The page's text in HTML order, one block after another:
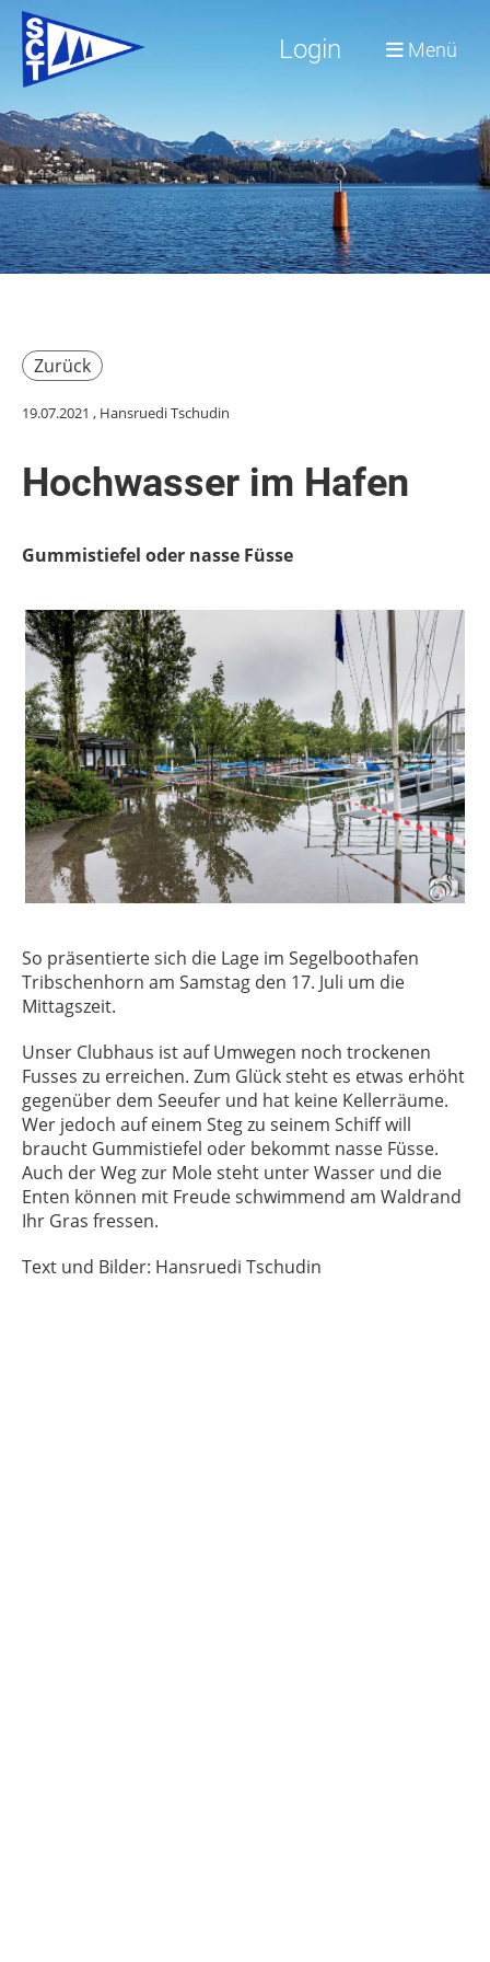
Login Menü
Zurück
19.07.2021 , Hansruedi Tschudin
Hochwasser im Hafen
Gummistiefel oder nasse Füsse
So präsentierte sich die Lage im Segelboothafen
Tribschenhorn am Samstag den 17. Juli um die
Mittagszeit.
Unser Clubhaus ist auf Umwegen noch trockenen
Fusses zu erreichen. Zum Glück steht es etwas erhöht
gegenüber dem Seeufer und hat keine Kellerräume.
Wer jedoch auf einem Steg zu seinem Schiff will
braucht Gummistiefel oder bekommt nasse Füsse.
Auch der Weg zur Mole steht unter Wasser und die
Enten können mit Freude schwimmend am Waldrand
Ihr Gras fressen.
Text und Bilder: Hansruedi Tschudin